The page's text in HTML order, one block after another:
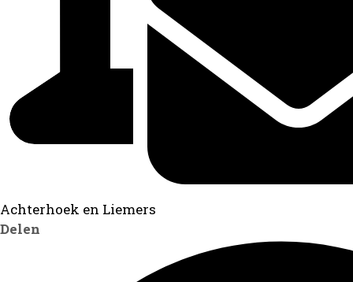
Achterhoek en Liemers
Delen